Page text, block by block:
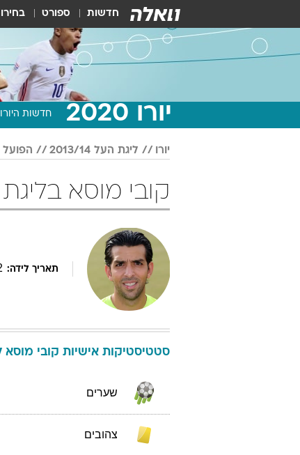
חדשות ספורט
יורו 2020 חדשות היורו
יורו ליגת העל 2013/14 הפועל
קובי מוסא בליגת העל 2013/
תאריך לידה:
סטטיסטיקות אישיות קובי מוסא
שערים
צהובים